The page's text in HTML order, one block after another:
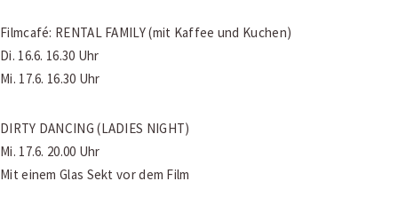
Filmcafé: RENTAL FAMILY (mit Kaffee und Kuchen)
Di. 16.6. 16.30 Uhr
Mi. 17.6. 16.30 Uhr
DIRTY DANCING (LADIES NIGHT)
Mi. 17.6. 20.00 Uhr
Mit einem Glas Sekt vor dem Film